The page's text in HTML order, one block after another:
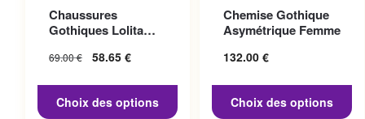
Chaussures
Gothiques Lolita
69.00€
Le prix initial
58.65 €
58.65 €.
Choix des options
variations. Les options
peuvent être choisies sur la
page du produit
Chemise Gothique
Asymétrique Femme
132.00 €
Choix des options
variations. Les options
peuvent être choisies sur la
page du produit